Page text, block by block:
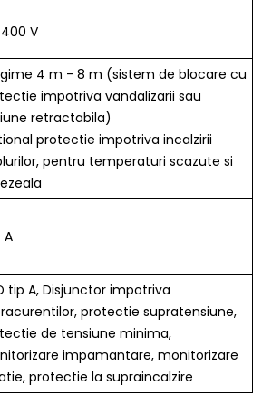
V
4 m - 8 m (sistem de blocare cu
impotriva vandalizarii sau
retractabila)
protectie impotriva incalzirii
pentru temperaturi scazute si
A
tip A, Disjunctor impotriva
protectie supratensiune,
de tensiune minima,
impamantare, monitorizare
protectie la supraincalzire